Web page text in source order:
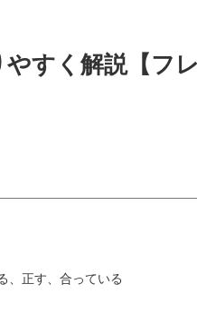
すく解説【フ
、正す、合っている